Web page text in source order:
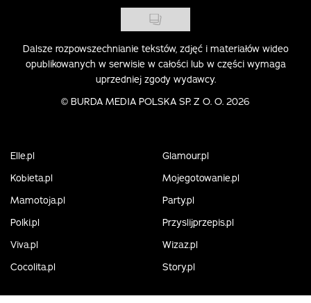
Dalsze rozpowszechnianie tekstów, zdjęć i materiałów wideo
opublikowanych w serwisie w całości lub w części wymaga
uprzedniej zgody wydawcy.
© BURDA MEDIA POLSKA SP. Z O. O. 2026
Elle.pl
Glamour.pl
Kobieta.pl
Mojegotowanie.pl
Mamotoja.pl
Party.pl
Polki.pl
Przyslijprzepis.pl
Viva.pl
Wizaz.pl
Cocolita.pl
Story.pl